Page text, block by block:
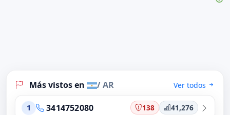
Más vistos en / AR Ver todos
1 3414752080 138 41,276